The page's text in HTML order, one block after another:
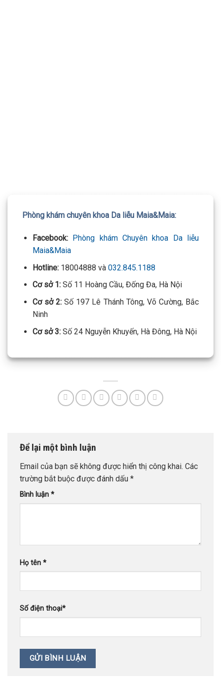
Phòng khám chuyên khoa Da liễu Maia&Maia:
Facebook: Phòng khám Chuyên khoa Da liễu
Maia&Maia
Hotline:18004888 và 032.845.1188
Cơ sở 1: Số 11 Hoàng Cầu, Đống Đa, Hà Nội
Cơ sở 2: Số 197 Lê Thánh Tông, Võ Cường, Bắc
Ninh
Cơ sở 3:Số 24 Nguyễn Khuyến, Hà Đông, Hà Nội
Để lại một bình luận
Email của bạn sẽ không được hiển thị công khai. Các
trường bắt buộc được đánh dấu *
Bình luận *
Họ tên *
Số điện thoại*